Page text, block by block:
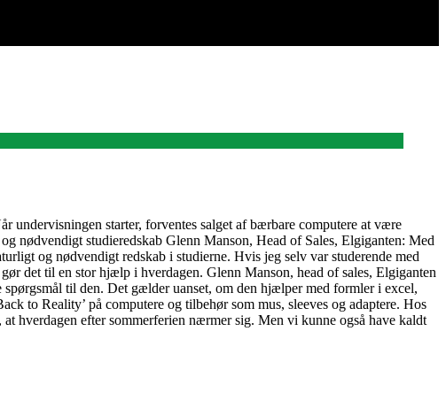
undervisningen starter, forventes salget af bærbare computere at være
nødvendigt studieredskab Glenn Manson, Head of Sales, Elgiganten: Med
og nødvendigt redskab i studierne. Hvis jeg selv var studerende med
det til en stor hjælp i hverdagen. Glenn Manson, head of sales, Elgiganten
til den. Det gælder uanset, om den hjælper med formler i excel,
to Reality’ på computere og tilbehør som mus, sleeves og adaptere. Hos
hverdagen efter sommerferien nærmer sig. Men vi kunne også have kaldt